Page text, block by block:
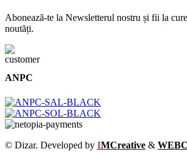
Abonează-te la Newsletterul nostru și fii la
noutăți.
ANPC
© Dizar. Developed by IMCreative & WEBC